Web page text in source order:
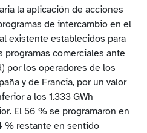
la aplicación de acciones
de intercambio en el
existente establecidos para
programas comerciales ante
por los operadores de los
y de Francia, por un valor
a los 1.333 GWh
El 56 % se programaron en
% restante en sentido